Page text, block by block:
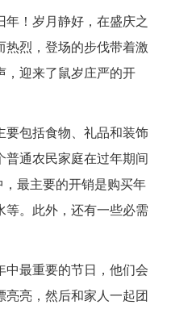
！岁月静好，在盛庆之
烈，登场的步伐带着激
，迎来了鼠岁庄严的开
包括食物、礼品和装饰
通农民家庭在过年期间
最主要的开销是购买年
。此外，还有一些必需
最重要的节日，他们会
亮，然后和家人一起团